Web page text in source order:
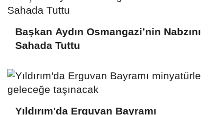
Başkan Aydın Osmangazi’nin Nabzını
Sahada Tuttu
Yıldırım'da Erguvan Bayramı